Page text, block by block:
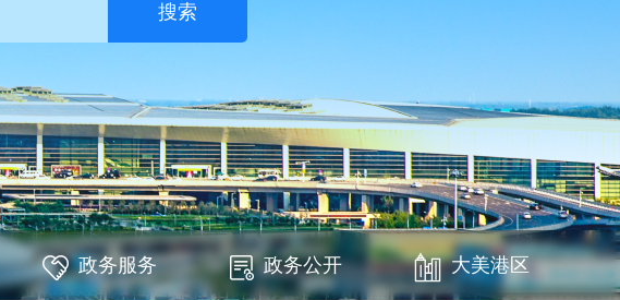
搜索
政务服务 政务公开 大美港区